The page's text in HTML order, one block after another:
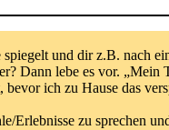
und dir z.B. nach
Dann lebe es vor.
bevor ich zu Hause das
Erlebnisse zu sprechen